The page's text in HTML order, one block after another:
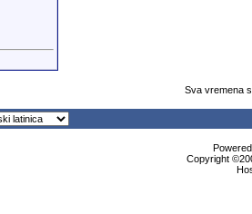
Sva vremena
Copyright